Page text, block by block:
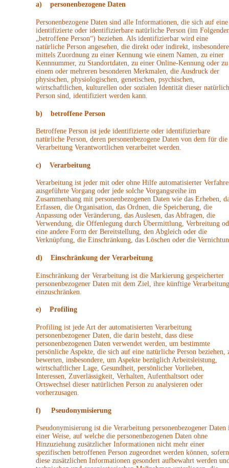
a) personenbezogene Daten
Personenbezogene Daten sind alle Informationen, die sich auf eine
identifizierte oder identifizierbare natürliche Person (im
„betroffene Person“) beziehen. Als identifizierbar wird eine
natürliche Person angesehen, die direkt oder indirekt, insbesondere
mittels Zuordnung zu einer Kennung wie einem Namen, zu einer
Kennnummer, zu Standortdaten, zu einer Online-Kennung oder zu
einem oder mehreren besonderen Merkmalen, die Ausdruck der
physischen, physiologischen, genetischen, psychischen,
wirtschaftlichen, kulturellen oder sozialen Identität dieser
Person sind, identifiziert werden kann.
b) betroffene Person
Betroffene Person ist jede identifizierte oder identifizierbare
natürliche Person, deren personenbezogene Daten von dem für die
Verarbeitung Verantwortlichen verarbeitet werden.
c) Verarbeitung
Verarbeitung ist jeder mit oder ohne Hilfe automatisierter
ausgeführte Vorgang oder jede solche Vorgangsreihe im
Zusammenhang mit personenbezogenen Daten wie das Erheben,
Erfassen, die Organisation, das Ordnen, die Speicherung, die
Anpassung oder Veränderung, das Auslesen, das Abfragen, die
Verwendung, die Offenlegung durch Übermittlung, Verbreitung
eine andere Form der Bereitstellung, den Abgleich oder die
Verknüpfung, die Einschränkung, das Löschen oder die
d) Einschränkung der Verarbeitung
Einschränkung der Verarbeitung ist die Markierung gespeicherter
personenbezogener Daten mit dem Ziel, ihre künftige Verarbeitung
einzuschränken.
e) Profiling
Profiling ist jede Art der automatisierten Verarbeitung
personenbezogener Daten, die darin besteht, dass diese
personenbezogenen Daten verwendet werden, um bestimmte
persönliche Aspekte, die sich auf eine natürliche Person beziehen,
bewerten, insbesondere, um Aspekte bezüglich Arbeitsleistung,
wirtschaftlicher Lage, Gesundheit, persönlicher Vorlieben,
Interessen, Zuverlässigkeit, Verhalten, Aufenthaltsort oder
Ortswechsel dieser natürlichen Person zu analysieren oder
vorherzusagen.
f) Pseudonymisierung
Pseudonymisierung ist die Verarbeitung personenbezogener Daten
einer Weise, auf welche die personenbezogenen Daten ohne
Hinzuziehung zusätzlicher Informationen nicht mehr einer
spezifischen betroffenen Person zugeordnet werden können, sofern
diese zusätzlichen Informationen gesondert aufbewahrt werden